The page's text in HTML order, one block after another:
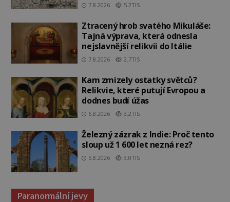
7.8.2026 5.2TIS
Ztracený hrob svatého Mikuláše:
Tajná výprava, která odnesla
nejslavnější relikvii do Itálie
7.8.2026 2.7TIS
Kam zmizely ostatky světců?
Relikvie, které putují Evropou a
dodnes budí úžas
6.8.2026 3.2TIS
Železný zázrak z Indie: Proč tento
sloup už 1 600 let nezná rez?
5.8.2026 3.0TIS
Paranormální jevy